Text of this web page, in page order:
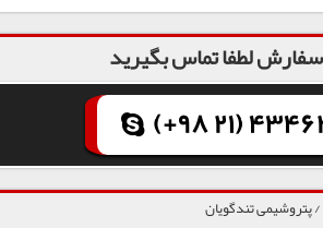
لطفا تماس بگیرید
(+98 21)